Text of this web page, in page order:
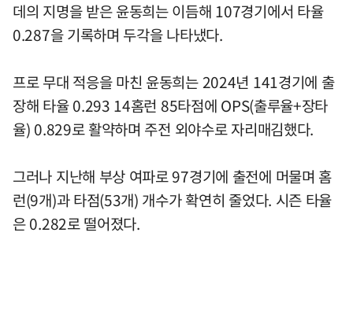
데의 지명을 받은 윤동희는 이듬해 107경기에서 타율
0.287을 기록하며 두각을 나타냈다.
프로 무대 적응을 마친 윤동희는 2024년 141경기에 출
장해 타율 0.293 14홈런 85타점에 OPS(출루율+장타
율) 0.829로 활약하며 주전 외야수로 자리매김했다.
그러나 지난해 부상 여파로 97경기에 출전에 머물며 홈
런(9개)과 타점(53개) 개수가 확연히 줄었다. 시즌 타율
은 0.282로 떨어졌다.